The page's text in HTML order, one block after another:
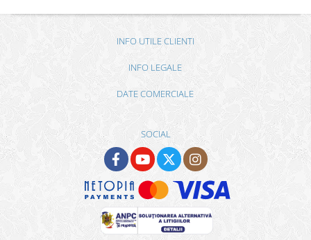
INFO UTILE CLIENTI
INFO LEGALE
DATE COMERCIALE
SOCIAL